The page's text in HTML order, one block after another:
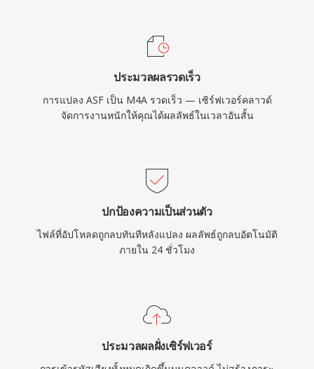
ยืดหยุ่นแบบสองโหมดที่ให้บริการทั้งเวิร์กโฟลว์แบบ
ประมวลผลรวดเร็ว
การแปลง ASF เป็น M4A รวดเร็ว — เซิร์ฟเวอร์คลาวด์
จัดการงานหนักให้คุณได้ผลลัพธ์ในเวลาอันสั้น
ปกป้องความเป็นส่วนตัว
ไฟล์ที่อัปโหลดถูกลบทันทีหลังแปลง ผลลัพธ์ถูกลบอัตโนมัติ
ภายใน 24 ชั่วโมง
ประมวลผลฝั่งเซิร์ฟเวอร์